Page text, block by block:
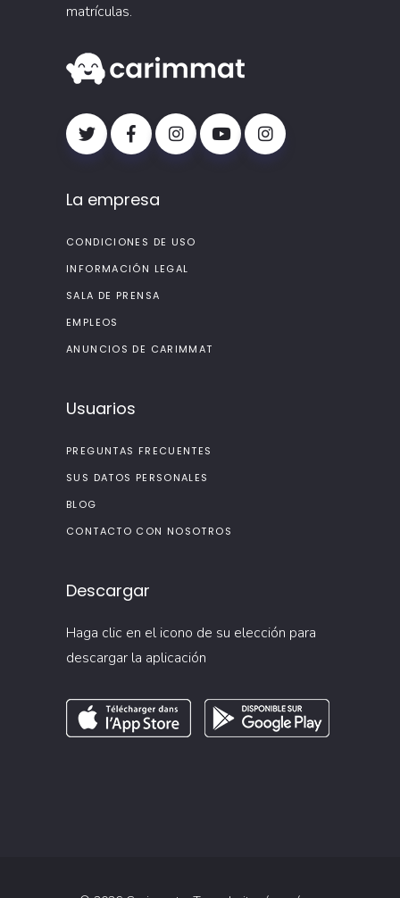
matrículas.
La empresa
CONDICIONES DE USO
INFORMACIÓN LEGAL
SALA DE PRENSA
EMPLEOS
ANUNCIOS DE CARIMMAT
Usuarios
PREGUNTAS FRECUENTES
SUS DATOS PERSONALES
BLOG
CONTACTO CON NOSOTROS
Descargar
Haga clic en el icono de su elección para
descargar la aplicación